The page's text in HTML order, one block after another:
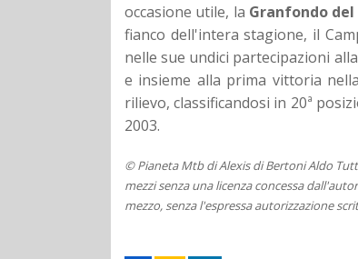
occasione utile, la Granfondo
fianco dell'intera stagione, il
nelle sue undici partecipazioni
e insieme alla prima vittoria
rilievo, classificandosi in 20ª
2003.
© Pianeta Mtb di Alexis di Bertoni Aldo
mezzi senza una licenza concessa
mezzo, senza l'espressa autorizzazione